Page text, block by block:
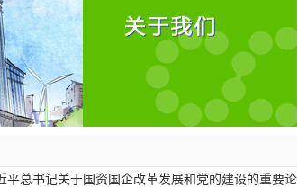
总书记关于国资国企改革发展和党的建设的重要论